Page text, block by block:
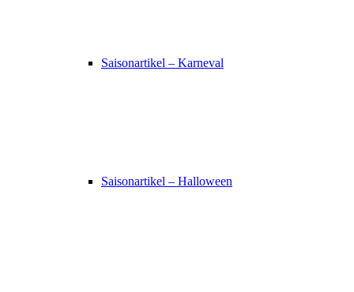
Saisonartikel – Karneval
Saisonartikel – Halloween